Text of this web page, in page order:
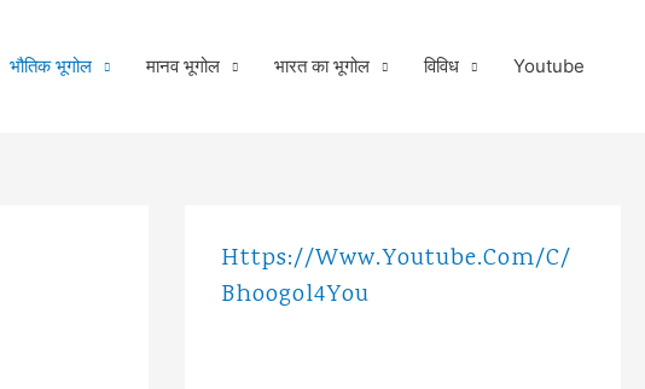
भौतिक भूगोल मानव भूगोल भारत का भूगोल विविध Youtube
Https://www.youtube.com/c/
Bhoogol4You